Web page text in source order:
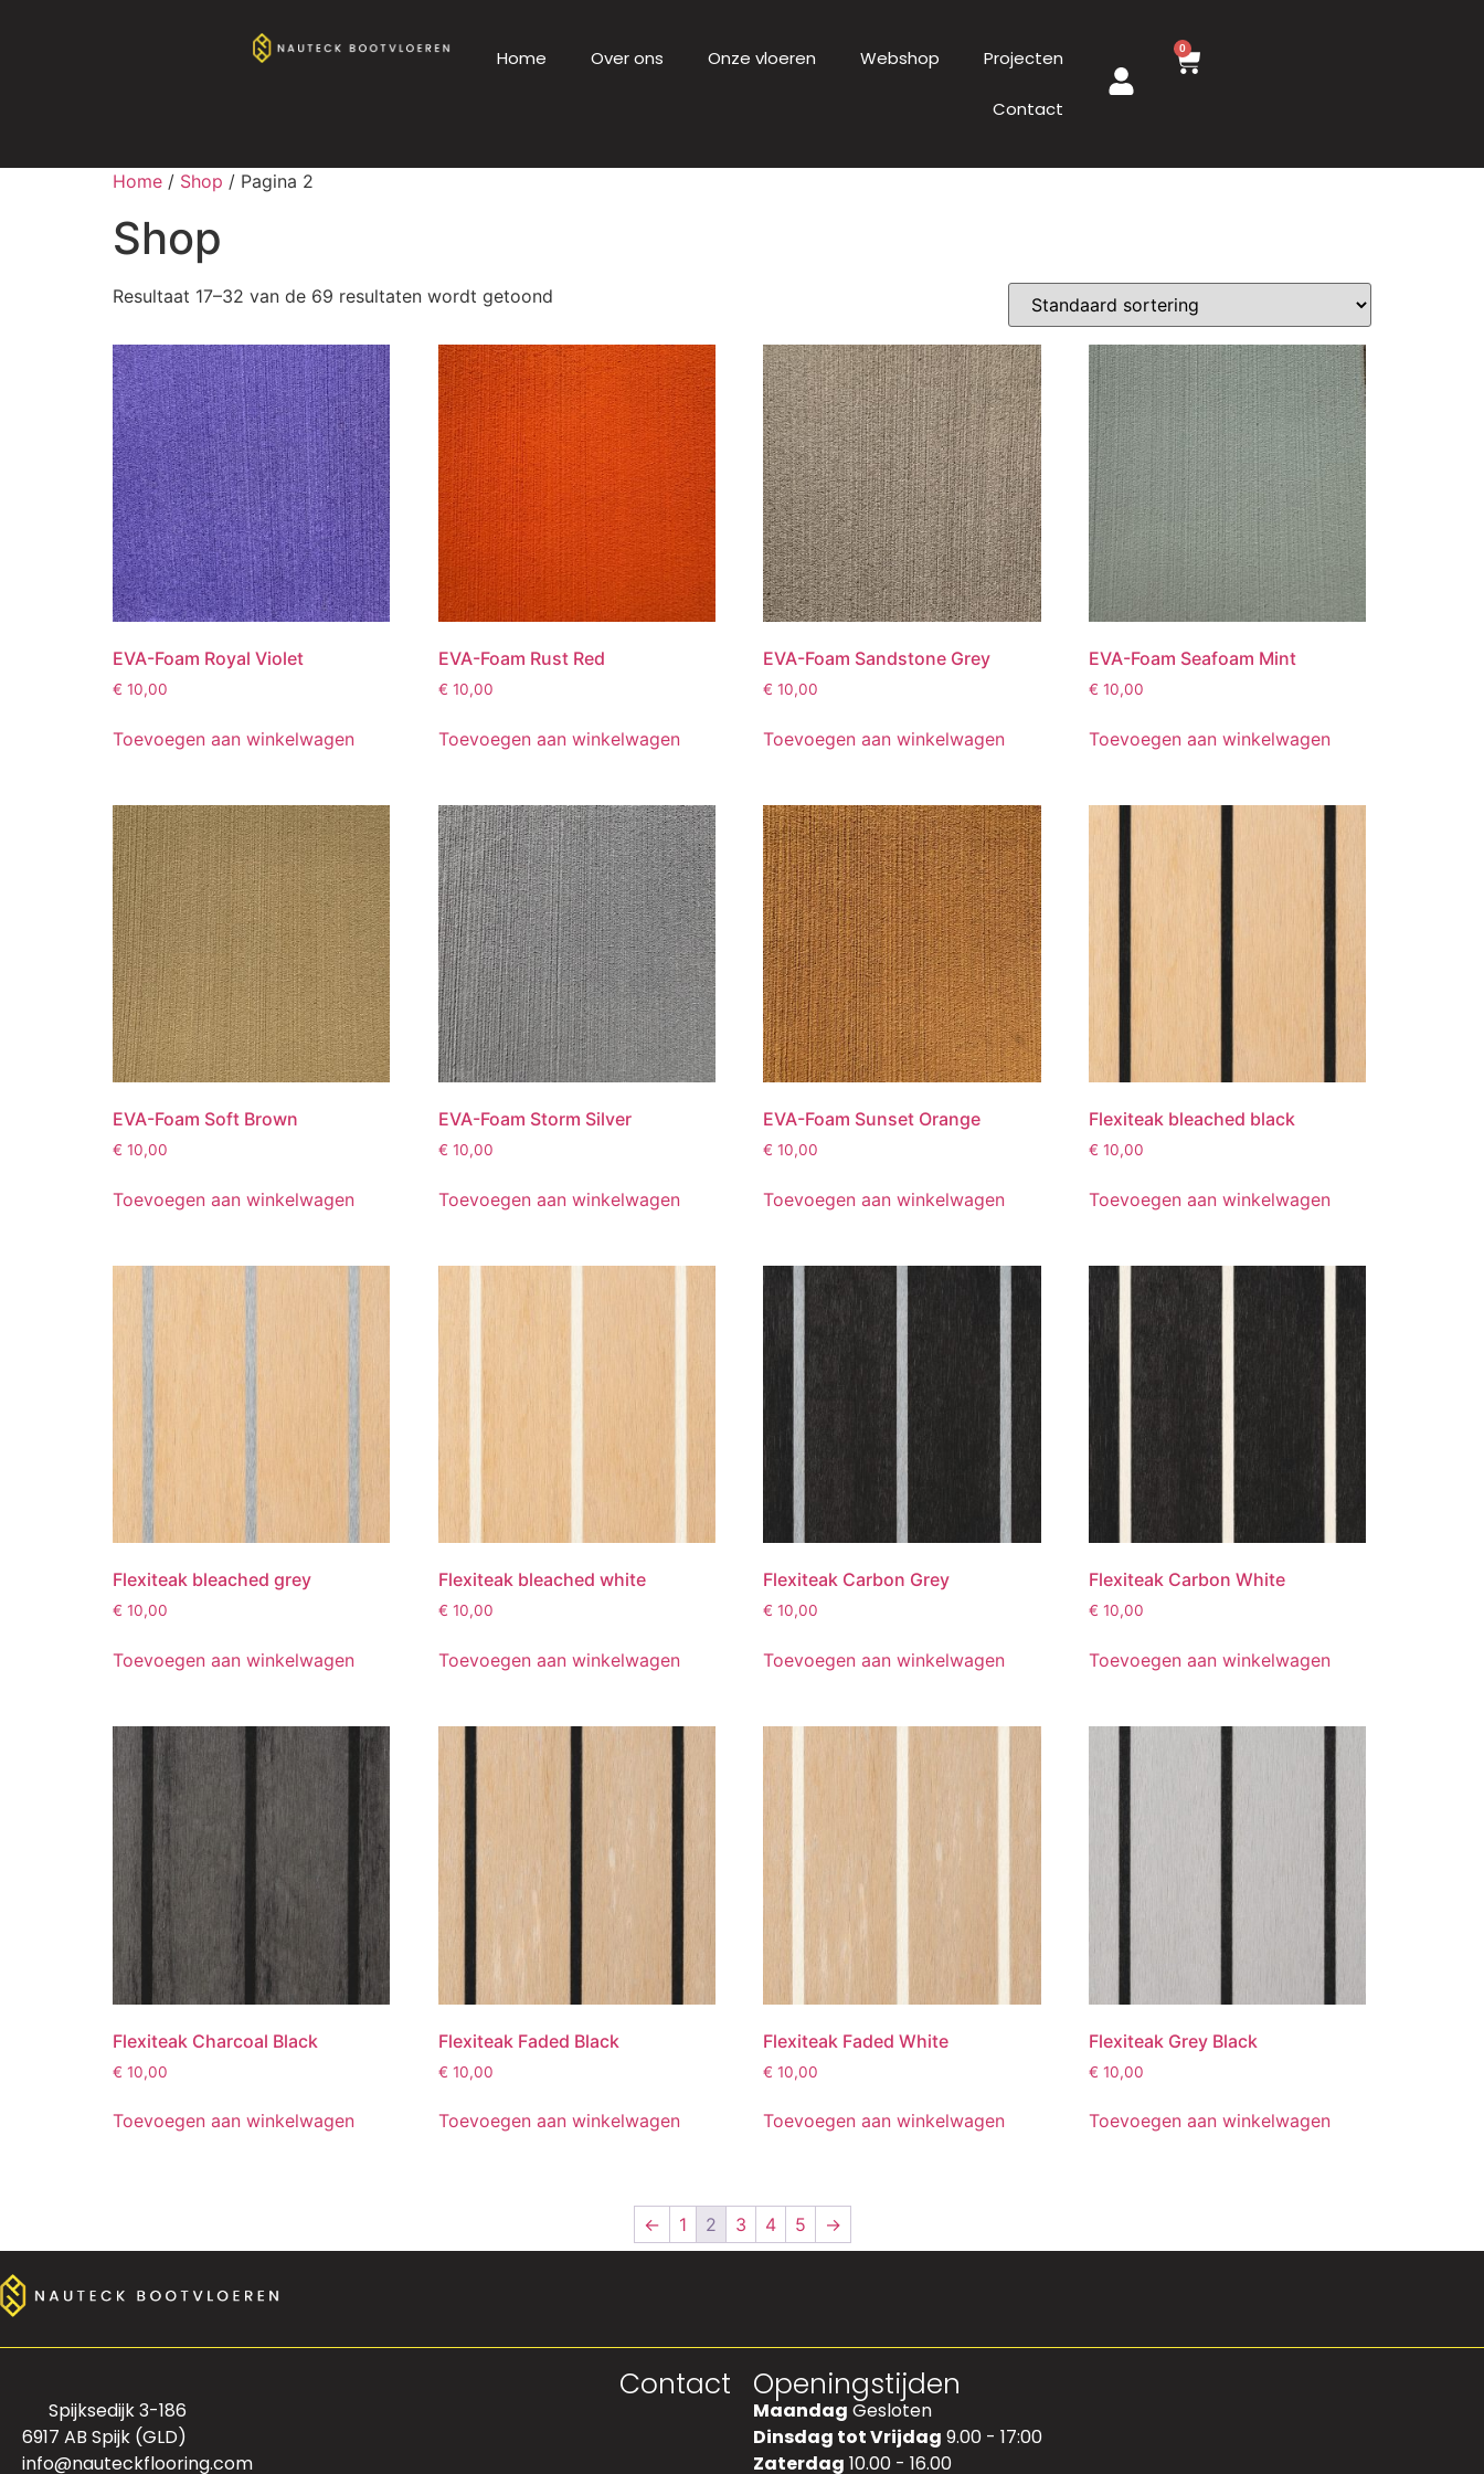
Home Over ons Onze vloeren Webshop Projecten
Contact
0
Home / Shop / Pagina 2
Shop
Resultaat 17–32 van de 69 resultaten wordt getoond
EVA-Foam Royal Violet
€ 10,00
Toevoegen aan winkelwagen
EVA-Foam Rust Red
€ 10,00
Toevoegen aan winkelwagen
EVA-Foam Sandstone Grey
€ 10,00
Toevoegen aan winkelwagen
EVA-Foam Seafoam Mint
€ 10,00
Toevoegen aan winkelwagen
EVA-Foam Soft Brown
€ 10,00
Toevoegen aan winkelwagen
EVA-Foam Storm Silver
€ 10,00
Toevoegen aan winkelwagen
EVA-Foam Sunset Orange
€ 10,00
Toevoegen aan winkelwagen
Flexiteak bleached black
€ 10,00
Toevoegen aan winkelwagen
Flexiteak bleached grey
€ 10,00
Toevoegen aan winkelwagen
Flexiteak bleached white
€ 10,00
Toevoegen aan winkelwagen
Flexiteak Carbon Grey
€ 10,00
Toevoegen aan winkelwagen
Flexiteak Carbon White
€ 10,00
Toevoegen aan winkelwagen
Flexiteak Charcoal Black
€ 10,00
Toevoegen aan winkelwagen
Flexiteak Faded Black
€ 10,00
Toevoegen aan winkelwagen
Flexiteak Faded White
€ 10,00
Toevoegen aan winkelwagen
Flexiteak Grey Black
€ 10,00
Toevoegen aan winkelwagen
← 1 2 3 4 5 →
Contact
Spijksedijk 3-186
6917 AB Spijk (GLD)
info@nauteckflooring.com
Openingstijden
Maandag Gesloten
Dinsdag tot Vrijdag 9.00 - 17:00
Zaterdag 10.00 - 16.00